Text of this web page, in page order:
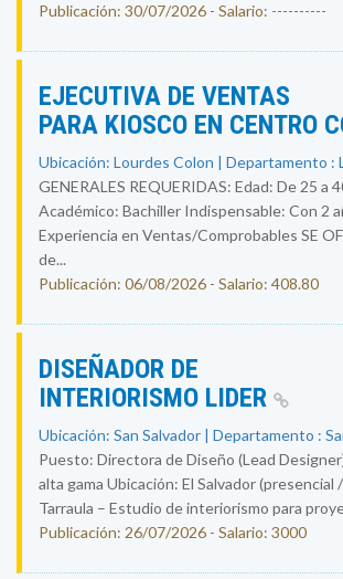
Publicación: 30/07/2026 - Salario: ----------
EJECUTIVA DE VENTAS
PARA KIOSCO EN CENTRO
Ubicación: Lourdes Colon | Departamento :
GENERALES REQUERIDAS: Edad: De 25 a
Académico: Bachiller Indispensable: Con 2
Experiencia en Ventas/Comprobables SE
de...
Publicación: 06/08/2026 - Salario: 408.80
DISEÑADOR DE
INTERIORISMO LIDER
Ubicación: San Salvador | Departamento :
Puesto: Directora de Diseño (Lead
alta gama Ubicación: El Salvador (presencial
Tarraula – Estudio de interiorismo para
Publicación: 26/07/2026 - Salario: 3000